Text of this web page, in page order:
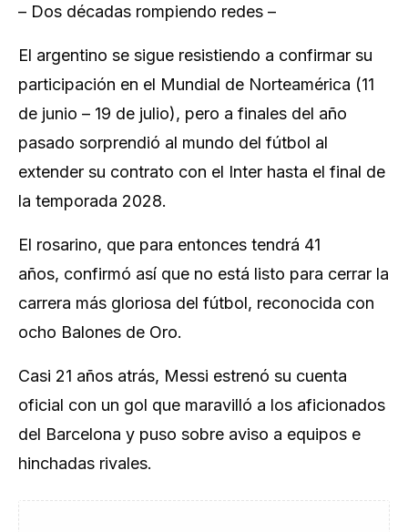
– Dos décadas rompiendo redes –
El argentino se sigue resistiendo a confirmar su
participación en el Mundial de Norteamérica (11
de junio – 19 de julio), pero a finales del año
pasado sorprendió al mundo del fútbol al
extender su contrato con el Inter hasta el final de
la temporada 2028.
El rosarino, que para entonces tendrá 41
años, confirmó así que no está listo para cerrar la
carrera más gloriosa del fútbol, reconocida con
ocho Balones de Oro.
Casi 21 años atrás, Messi estrenó su cuenta
oficial con un gol que maravilló a los aficionados
del Barcelona y puso sobre aviso a equipos e
hinchadas rivales.